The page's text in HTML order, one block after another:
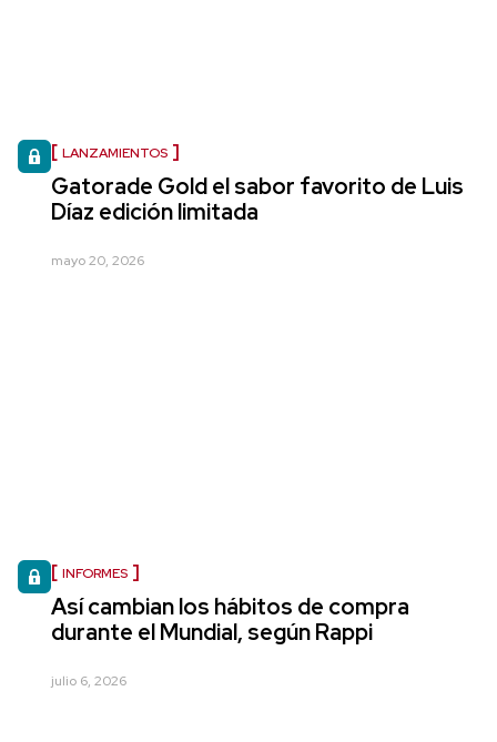
LANZAMIENTOS
Gatorade Gold el sabor favorito de Luis
Díaz edición limitada
mayo 20, 2026
INFORMES
Así cambian los hábitos de compra
durante el Mundial, según Rappi
julio 6, 2026